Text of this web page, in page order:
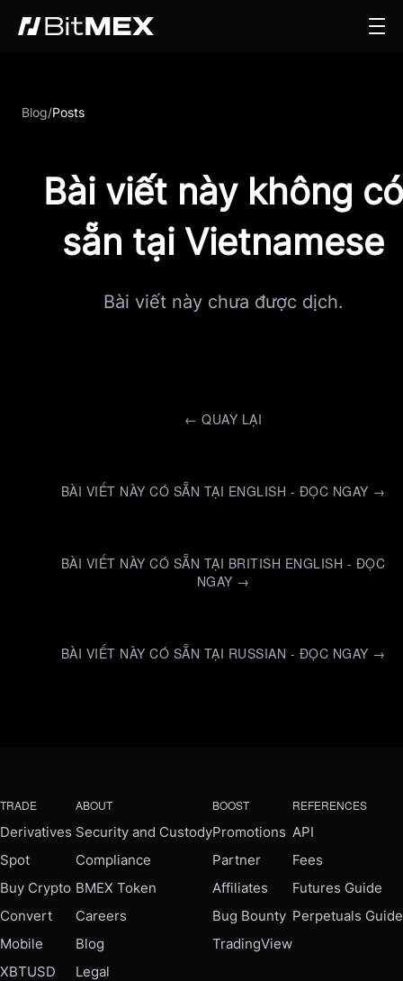
Blog/Posts
Bài viết này không có
sẵn tại Vietnamese
Bài viết này chưa được dịch.
← QUAY LẠI
BÀI VIẾT NÀY CÓ SẴN TẠI ENGLISH - ĐỌC NGAY →
BÀI VIẾT NÀY CÓ SẴN TẠI BRITISH ENGLISH - ĐỌC
NGAY →
BÀI VIẾT NÀY CÓ SẴN TẠI RUSSIAN - ĐỌC NGAY →
TRADE
Derivatives
Spot
Buy Crypto
Convert
Mobile
XBTUSD
ABOUT
Security and Custody
Compliance
BMEX Token
Careers
Blog
Legal
BOOST
Promotions
Partner
Affiliates
Bug Bounty
TradingView
REFERENCES
API
Fees
Futures Guide
Perpetuals Guide